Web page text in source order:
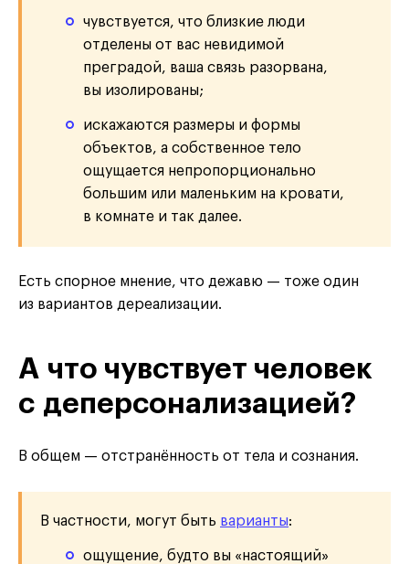
чувствуется, что близкие люди
отделены от вас невидимой
преградой, ваша связь разорвана,
вы изолированы;
искажаются размеры и формы
объектов, а собственное тело
ощущается непропорционально
большим или маленьким на кровати,
в комнате и так далее.
Есть спорное мнение, что дежавю — тоже один
из вариантов дереализации.
А что чувствует человек
с деперсонализацией?
В общем — отстранённость от тела и сознания.
В частности, могут быть варианты:
ощущение, будто вы «настоящий»